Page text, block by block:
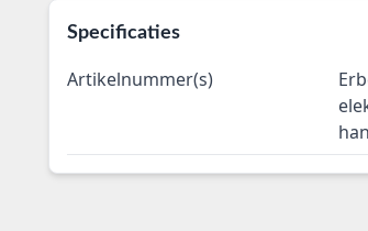
Specificaties
Artikelnummer(s)